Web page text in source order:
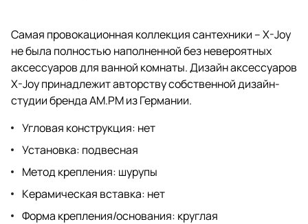
Самая провокационная коллекция сантехники – X-Joy
не была полностью наполненной без невероятных
аксессуаров для ванной комнаты. Дизайн аксессуаров
X-Joy принадлежит авторству собственной дизайн-
студии бренда AM.PM из Германии.
Угловая конструкция: нет
Установка: подвесная
Метод крепления: шурупы
Керамическая вставка: нет
Форма крепления/основания: круглая